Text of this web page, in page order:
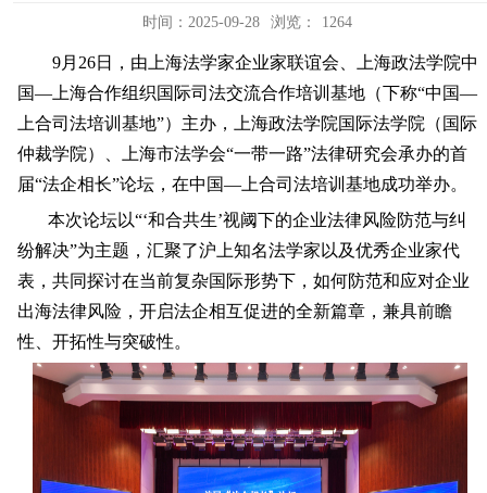
时间：2025-09-28 浏览： 1264
9月26日，由上海法学家企业家联谊会、上海政法学院中
国—上海合作组织国际司法交流合作培训基地（下称“中国—
上合司法培训基地”）主办，上海政法学院国际法学院（国际
仲裁学院）、上海市法学会“一带一路”法律研究会承办的首
届“法企相长”论坛，在中国—上合司法培训基地成功举办。
本次论坛以“‘和合共生’视阈下的企业法律风险防范与纠
纷解决”为主题，汇聚了沪上知名法学家以及优秀企业家代
表，共同探讨在当前复杂国际形势下，如何防范和应对企业
出海法律风险， 开启法企相互促进的全新篇章，兼具前瞻
性、开拓性与突破性。